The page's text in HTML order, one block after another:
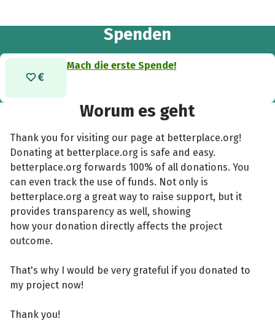
Spenden
Mach die erste Spende!
Worum es geht
Thank you for visiting our page at betterplace.org!
Donating at betterplace.org is safe and easy.
betterplace.org forwards 100% of all donations. You
can even track the use of funds. Not only is
betterplace.org a great way to raise support, but it
provides transparency as well, showing
how your donation directly affects the project
outcome.
That's why I would be very grateful if you donated to
my project now!
Thank you!